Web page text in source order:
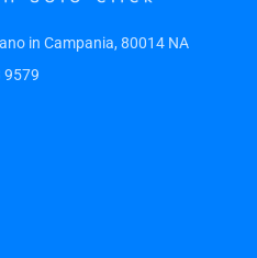
in Campania, 80014 NA
9579